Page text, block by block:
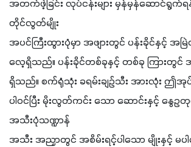
အတက်ဖဲ့ခြင်း လုပ်ငန်းများ မှန်မှန်ဆောင်ရွ
တိုင်လွတ်မျိုး
အပင်ကြီးထွားပုံမှာ အဖျားတွင် ပန်းခိုင်နှင့်
လေ့ရှိသည်။ ပန်းခိုင်တစ်ခုနှင့် တစ်ခု ကြားတွ
ရှိသည်။ စက်ရုံသုံး ခရမ်းချဉ်သီး အားလုံး ဤ
ပါဝင်ပြီး မိုးလွတ်ကင်း သော ဆောင်းနှင့် နွေ
အသီးပုံသဏ္ဍာန်
အသီး အညှာတွင် အစိမ်းရင့်ပါသော မျိုးနှင့် မပါ